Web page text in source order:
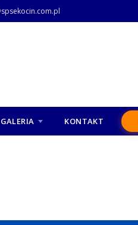
GALERIA KONTAKT